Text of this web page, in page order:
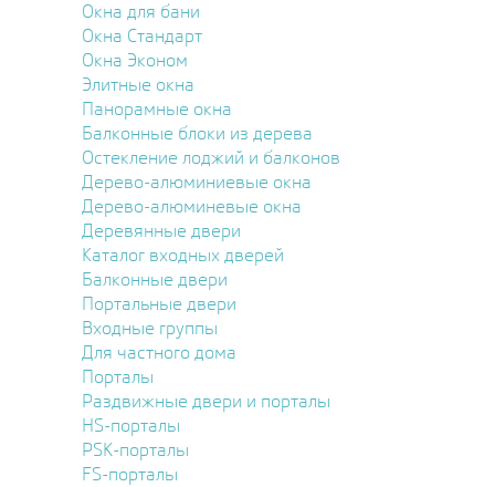
Окна для бани
Окна Стандарт
Окна Эконом
Элитные окна
Панорамные окна
Балконные блоки из дерева
Остекление лоджий и балконов
Дерево-алюминиевые окна
Дерево-алюминевые окна
Деревянные двери
Каталог входных дверей
Балконные двери
Портальные двери
Входные группы
Для частного дома
Порталы
Раздвижные двери и порталы
HS-порталы
PSK-порталы
FS-порталы